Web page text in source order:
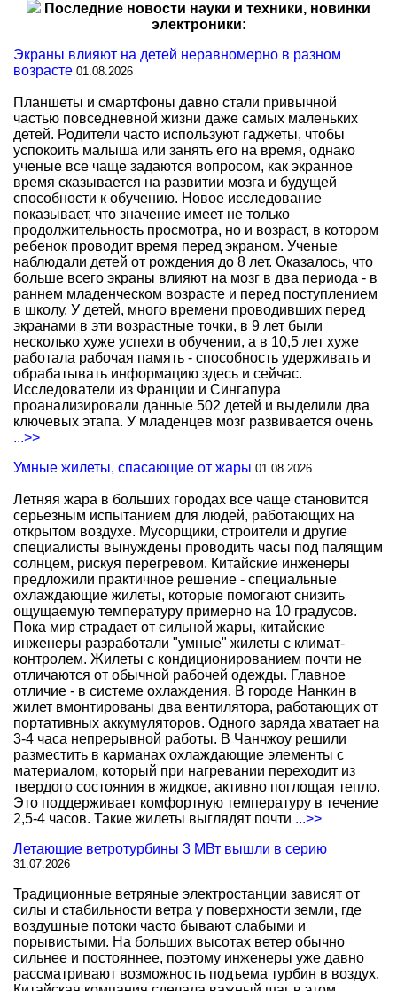
Последние новости науки и техники, новинки
электроники:
Экраны влияют на детей неравномерно в разном
возрасте 01.08.2026
Планшеты и смартфоны давно стали привычной
частью повседневной жизни даже самых маленьких
детей. Родители часто используют гаджеты, чтобы
успокоить малыша или занять его на время, однако
ученые все чаще задаются вопросом, как экранное
время сказывается на развитии мозга и будущей
способности к обучению. Новое исследование
показывает, что значение имеет не только
продолжительность просмотра, но и возраст, в котором
ребенок проводит время перед экраном. Ученые
наблюдали детей от рождения до 8 лет. Оказалось, что
больше всего экраны влияют на мозг в два периода - в
раннем младенческом возрасте и перед поступлением
в школу. У детей, много времени проводивших перед
экранами в эти возрастные точки, в 9 лет были
несколько хуже успехи в обучении, а в 10,5 лет хуже
работала рабочая память - способность удерживать и
обрабатывать информацию здесь и сейчас.
Исследователи из Франции и Сингапура
проанализировали данные 502 детей и выделили два
ключевых этапа. У младенцев мозг развивается очень
...>>
Умные жилеты, спасающие от жары 01.08.2026
Летняя жара в больших городах все чаще становится
серьезным испытанием для людей, работающих на
открытом воздухе. Мусорщики, строители и другие
специалисты вынуждены проводить часы под палящим
солнцем, рискуя перегревом. Китайские инженеры
предложили практичное решение - специальные
охлаждающие жилеты, которые помогают снизить
ощущаемую температуру примерно на 10 градусов.
Пока мир страдает от сильной жары, китайские
инженеры разработали "умные" жилеты с климат-
контролем. Жилеты с кондиционированием почти не
отличаются от обычной рабочей одежды. Главное
отличие - в системе охлаждения. В городе Нанкин в
жилет вмонтированы два вентилятора, работающих от
портативных аккумуляторов. Одного заряда хватает на
3-4 часа непрерывной работы. В Чанчжоу решили
разместить в карманах охлаждающие элементы с
материалом, который при нагревании переходит из
твердого состояния в жидкое, активно поглощая тепло.
Это поддерживает комфортную температуру в течение
2,5-4 часов. Такие жилеты выглядят почти ...>>
Летающие ветротурбины 3 МВт вышли в серию
31.07.2026
Традиционные ветряные электростанции зависят от
силы и стабильности ветра у поверхности земли, где
воздушные потоки часто бывают слабыми и
порывистыми. На больших высотах ветер обычно
сильнее и постояннее, поэтому инженеры уже давно
рассматривают возможность подъема турбин в воздух.